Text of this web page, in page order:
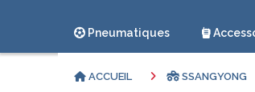
Pneumatiques
ACCUEIL SSANGYONG